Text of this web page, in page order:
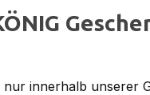
innerhalb unserer